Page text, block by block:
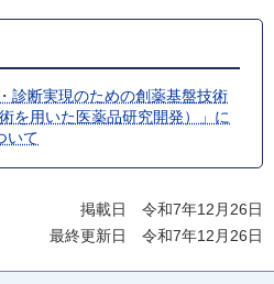
診断実現のための創薬基盤技術
を用いた医薬品研究開発）」に
いて
掲載日 令和7年12月26日
最終更新日 令和7年12月26日